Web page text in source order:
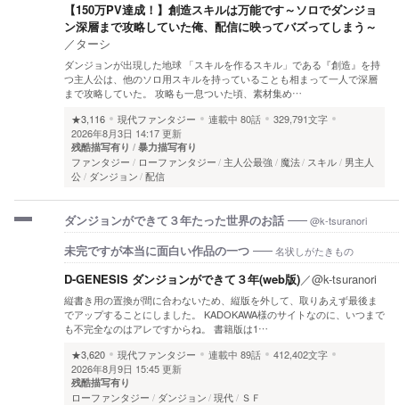
【150万PV達成！】創造スキルは万能です～ソロでダンジョ
ン深層まで攻略していた俺、配信に映ってバズってしまう～
／ ターシ
ダンジョンが出現した地球 「スキルを作るスキル」である『創造』を持
つ主人公は、他のソロ用スキルを持っていることも相まって一人で深層
まで攻略していた。 攻略も一息ついた頃、素材集め…
★3,116
現代ファンタジー 連載中 80話
329,791文字
2026年8月3日 14:17 更新
残酷描写有り 暴力描写有り
ファンタジー ローファンタジー 主人公最強 魔法 スキル
男主人
公
ダンジョン 配信
ダンジョンができて３年たった世界のお話 @k-tsuranori
未完ですが本当に面白い作品の一つ 名状しがたきもの
D-GENESIS ダンジョンができて３年(web版)／@k-tsuranori
縦書き用の置換が間に合わないため、縦版を外して、取りあえず最後ま
でアップすることにしました。 KADOKAWA様のサイトなのに、いつまで
も不完全なのはアレですからね。 書籍版は1…
★3,620
現代ファンタジー 連載中 89話
412,402文字
2026年8月9日 15:45 更新
残酷描写有り
ローファンタジー ダンジョン 現代 ＳＦ